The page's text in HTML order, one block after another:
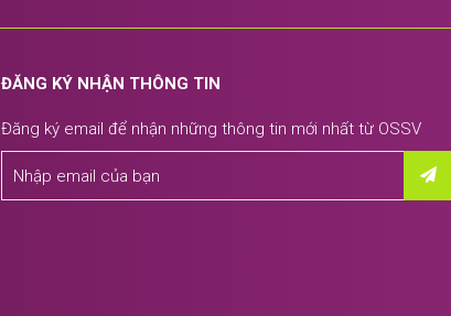
ĐĂNG KÝ NHẬN THÔNG TIN
Đăng ký email để nhận những thông tin mới nhất từ OSSV